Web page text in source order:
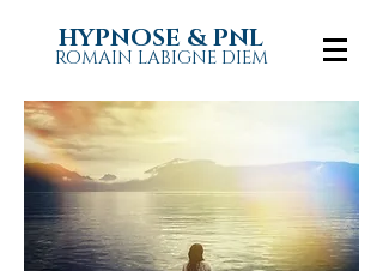
HYPNOSE & PNL
ROMAIN LABIGNE DIEM